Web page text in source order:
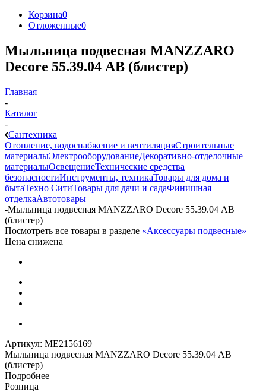
Корзина0
Отложенные0
Мыльница подвесная MANZZARO
Decore 55.39.04 АВ (блистер)
Главная
-
Каталог
-
Сантехника
Отопление, водоснабжение и вентиляцияСтроительные
материалыЭлектрооборудованиеДекоративно-отделочные
материалыОсвещениеТехнические средства
безопасностиИнструменты, техникаТовары для дома и
бытаТехно СитиТовары для дачи и садаФинишная
отделкаАвтотовары
-Мыльница подвесная MANZZARO Decore 55.39.04 АВ
(блистер)
Посмотреть все товары в разделе «Аксессуары подвесные»
Цена снижена
Артикул: МЕ2156169
Мыльница подвесная MANZZARO Decore 55.39.04 АВ
(блистер)
Подробнее
Розница